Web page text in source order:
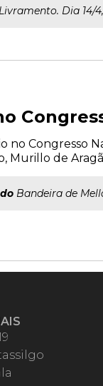
Dia 14/4,
no Congresso
Murillo de
Bandeira de